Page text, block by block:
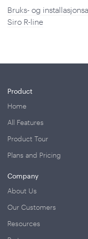
Bruks- og
Siro R-line
Product
Home
All Features
Product Tour
Plans and Pricing
Company
About Us
Our Customers
Resources